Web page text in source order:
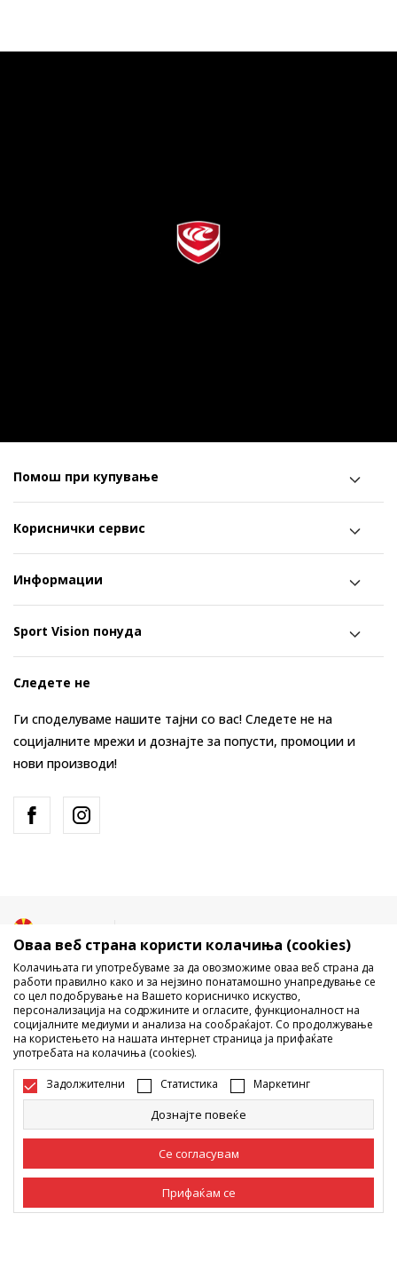
Помош при купување
Кориснички сервис
Информации
Sport Vision понуда
Следете не
Ги споделуваме нашите тајни со вас! Следете не на
социјалните мрежи и дознајте за попусти, промоции и
нови производи!
Не е дозволено превземање или користење на содржината од
интернет страните на Sport Vision, делумно или целосно a се
однесува на логоа, трговски марки, комерцијални содржини, ниту
истите да се отстапуваат на трети лица, јавно да се објавуваат или да
се користат за било какви цели, без писмена согласност од БДС.МК
ДООЕЛ.
Настојуваме да бидеме што попрецизни во описот на производот,
фотографијата и самата цена, но не можеме да гарантираме дака
сите информации се комплетни и без грешка. Сите прикажани
производи на сајтот се дел од нашата понуда, но не се подразбира
дека мораат да се достапни во секој момент. Достапноста на
Оваа веб страна користи колачиња (cookies)
Колачињата ги употребуваме за да овозможиме оваа веб страна да
работи правилно како и за нејзино понатамошно унапредување се
со цел подобрување на Вашето корисничко искуство,
персонализација на содржините и огласите, функционалност на
социјалните медиуми и анализа на сообраќајот. Со продолжување
на користењето на нашата интернет страница ја прифаќате
употребата на колачиња (cookies).
Задолжителни Статистика Маркетинг
Дознајте повеќе
Се согласувам
Прифаќам се